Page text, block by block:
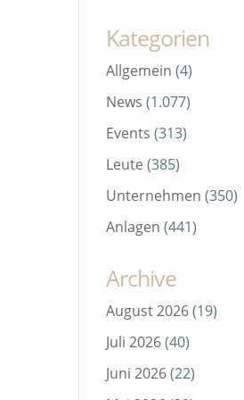
Kategorien
Allgemein (4)
News (1.077)
Events (313)
Leute (385)
Unternehmen (350)
Anlagen (441)
Archive
August 2026(19)
Juli 2026(40)
Juni 2026(22)